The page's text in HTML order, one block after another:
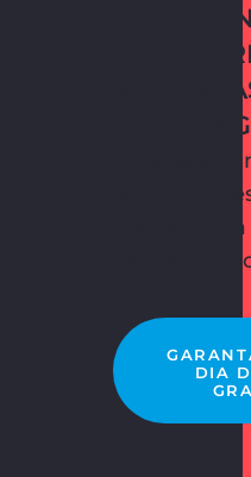
PELAS
Aproveite
SPALECK
sua
de
DIA